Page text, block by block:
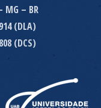
MG – BR
(DLA)
(DCS)